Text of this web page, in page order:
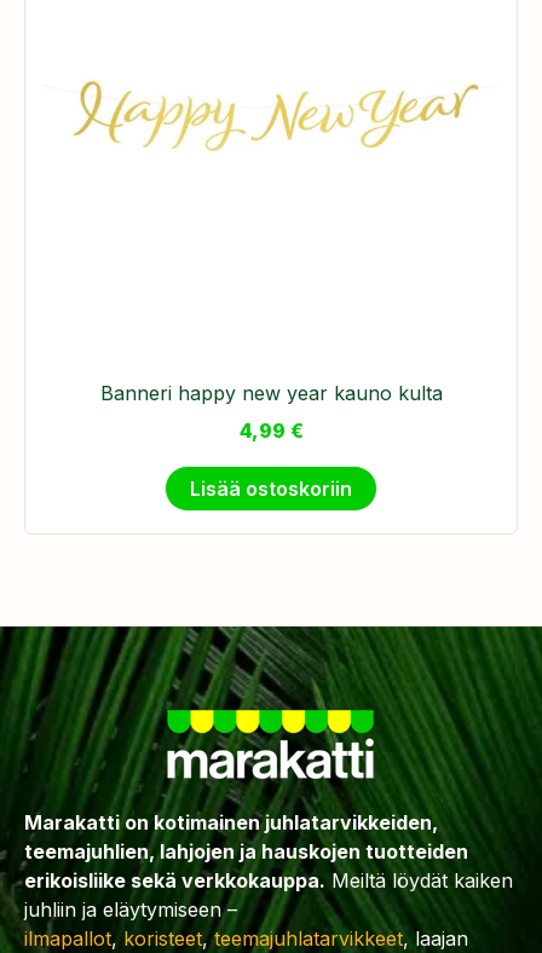
Banneri happy new year kauno kulta
4,99 €
Lisää ostoskoriin
Marakatti on kotimainen juhlatarvikkeiden,
teemajuhlien, lahjojen ja hauskojen tuotteiden
erikoisliike sekä verkkokauppa. Meiltä löydät kaiken
juhliin ja eläytymiseen –
ilmapallot, koristeet,teemajuhlatarvikkeet, laajan